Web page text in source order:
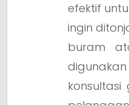
efektif
ingin
buram